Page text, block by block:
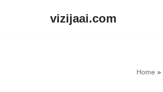
vizijaai.com
Home »